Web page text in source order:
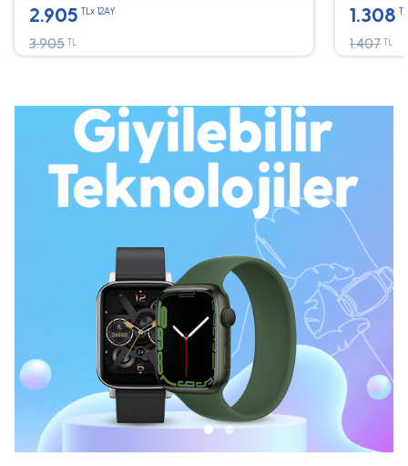
2.905 TLx 12AY
3.905 TL
1.308
1.407 TL